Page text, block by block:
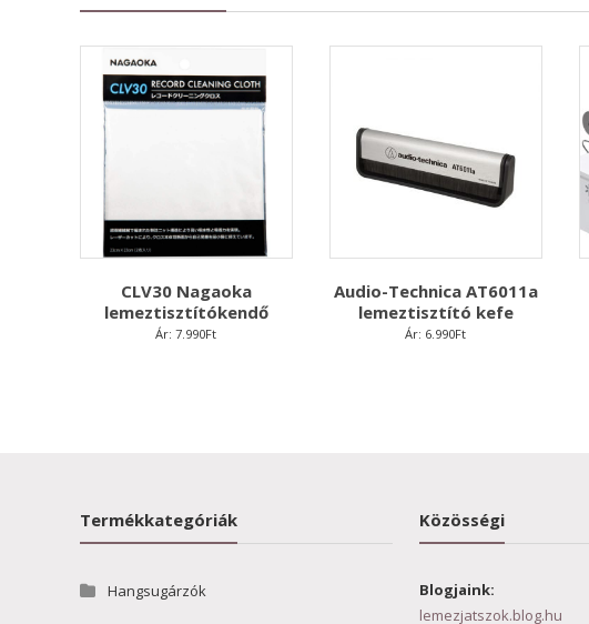
CLV30 Nagaoka
lemeztisztítókendő
Ár: 7.990Ft
Audio-Technica AT6011a
lemeztisztító kefe
Ár: 6.990Ft
Termékkategóriák
Hangsugárzók
Közösségi
Blogjaink:
lemezjatszok.blog.hu